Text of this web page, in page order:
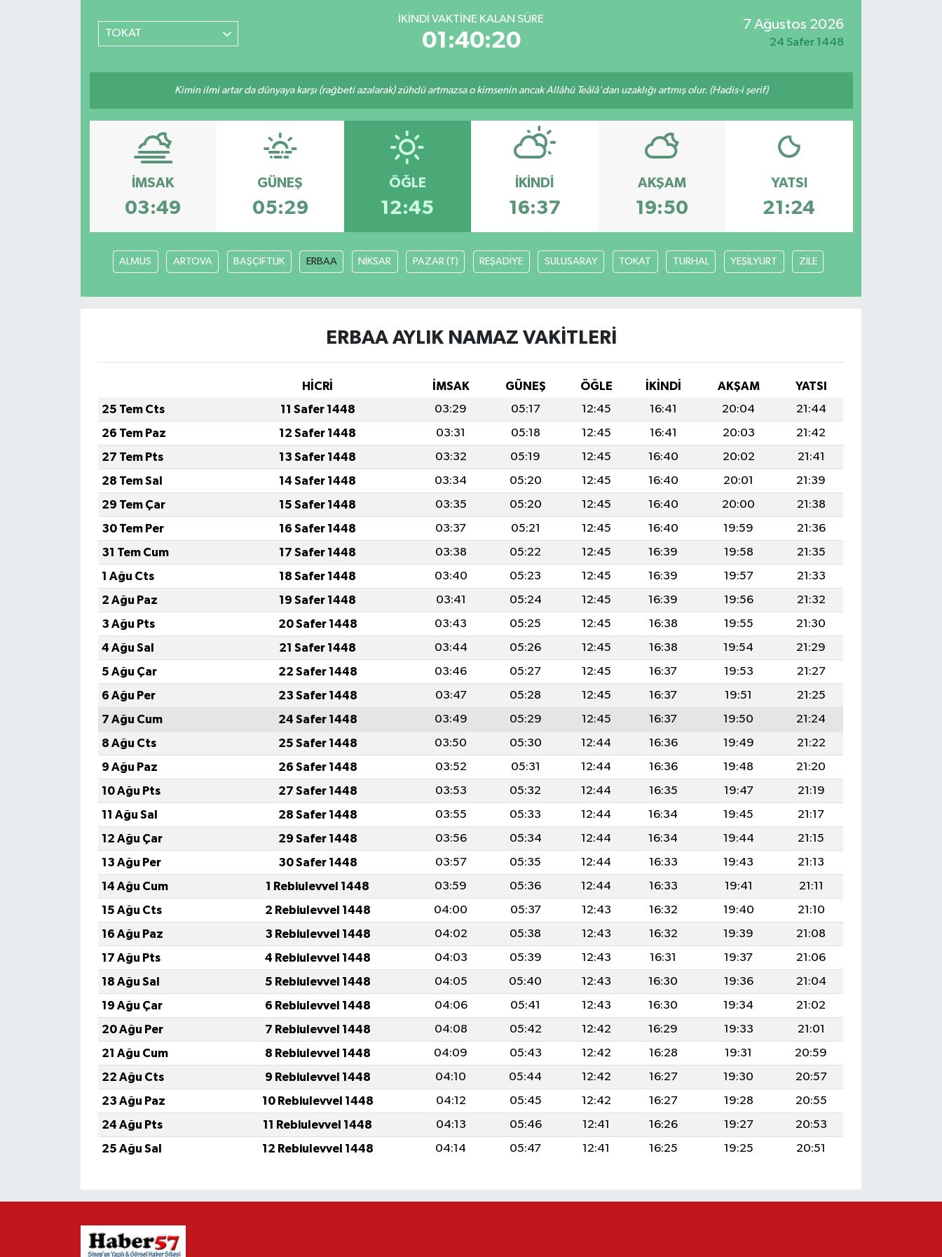
TOKAT
İKINDI VAKTINE KALAN SÜRE
01:40:20
7 Ağustos 2026
24 Safer 1448
Kimin ilmi artar da dünyaya karşı (rağbeti azalarak) zühdü artmazsa o kimsenin ancak Allâhü Teâlâ'dan uzaklığı artmış olur. (Hadis-i şerif)
İMSAK
03:49
GÜNEŞ
05:29
ÖĞLE
12:45
İKINDI
16:37
AKŞAM
19:50
YATSI
21:24
ALMUS ARTOVA BAŞÇİFTLİK ERBAA NİKSAR PAZAR (T) REŞADİYE SULUSARAY TOKAT TURHAL YEŞİLYURT ZİLE
ERBAA AYLIK NAMAZ VAKITLERI
HİCRİ İMSAK GÜNEŞ ÖĞLE İKINDI AKŞAM
YATSI
25 Tem Cts
11 Safer 1448 03:29 05:17 12:45 16:41 20:04
21:44
26 Tem Paz
12 Safer 1448 03:31 05:18 12:45 16:41 20:03
21:42
27 Tem Pts
13 Safer 1448 03:32 05:19 12:45 16:40 20:02
21:41
28 Tem Sal
14 Safer 1448 03:34 05:20 12:45 16:40 20:01
21:39
29 Tem Çar
15 Safer 1448 03:35 05:20 12:45 16:40 20:00
21:38
30 Tem Per
16 Safer 1448 03:37 05:21 12:45 16:40 19:59
21:36
31 Tem Cum
17 Safer 1448 03:38 05:22 12:45 16:39 19:58
21:35
1 Ağu Cts
18 Safer 1448 03:40 05:23 12:45 16:39 19:57
21:33
2 Ağu Paz
19 Safer 1448 03:41 05:24 12:45 16:39 19:56
21:32
3 Ağu Pts
20 Safer 1448 03:43 05:25 12:45 16:38 19:55
21:30
4 Ağu Sal
21 Safer 1448 03:44 05:26 12:45 16:38 19:54
21:29
5 Ağu Çar
22 Safer 1448 03:46 05:27 12:45 16:37 19:53
21:27
6 Ağu Per
23 Safer 1448 03:47 05:28 12:45 16:37 19:51
21:25
7 Ağu Cum
24 Safer 1448 03:49 05:29 12:45 16:37 19:50
21:24
8 Ağu Cts
25 Safer 1448 03:50 05:30 12:44 16:36 19:49
21:22
9 Ağu Paz
26 Safer 1448 03:52 05:31 12:44 16:36 19:48
21:20
10 Ağu Pts
27 Safer 1448 03:53 05:32 12:44 16:35 19:47
21:19
11 Ağu Sal
28 Safer 1448 03:55 05:33 12:44 16:34 19:45
21:17
12 Ağu Çar
29 Safer 1448 03:56 05:34 12:44 16:34 19:44
21:15
13 Ağu Per
30 Safer 1448 03:57 05:35 12:44 16:33 19:43
21:13
14 Ağu Cum
1 Rebiulevvel 1448 03:59 05:36 12:44 16:33 19:41
21:11
15 Ağu Cts
2 Rebiulevvel 1448 04:00 05:37 12:43 16:32 19:40
21:10
16 Ağu Paz
3 Rebiulevvel 1448 04:02 05:38 12:43 16:32 19:39
21:08
17 Ağu Pts
4 Rebiulevvel 1448 04:03 05:39 12:43 16:31 19:37
21:06
18 Ağu Sal
5 Rebiulevvel 1448 04:05 05:40 12:43 16:30 19:36
21:04
19 Ağu Çar
6 Rebiulevvel 1448 04:06 05:41 12:43 16:30 19:34
21:02
20 Ağu Per
7 Rebiulevvel 1448 04:08 05:42 12:42 16:29 19:33
21:01
21 Ağu Cum
8 Rebiulevvel 1448 04:09 05:43 12:42 16:28 19:31
20:59
22 Ağu Cts
9 Rebiulevvel 1448 04:10 05:44 12:42 16:27 19:30
20:57
23 Ağu Paz
10 Rebiulevvel 1448 04:12 05:45 12:42 16:27 19:28
20:55
24 Ağu Pts
11 Rebiulevvel 1448 04:13 05:46 12:41 16:26 19:27
20:53
25 Ağu Sal
12 Rebiulevvel 1448 04:14 05:47 12:41 16:25 19:25 20:51